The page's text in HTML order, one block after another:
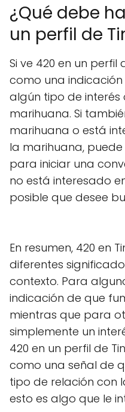
¿Qué debe
un perfil de
Si ve 420 en un
como una
algún tipo de interés
marihuana. Si
marihuana o está
la marihuana,
para iniciar una
no está interesado
posible que desee
En resumen, 420 en
diferentes
contexto. Para
indicación de que
mientras que para
simplemente un
420 en un perfil de
como una señal de
tipo de relación con
esto es algo que le